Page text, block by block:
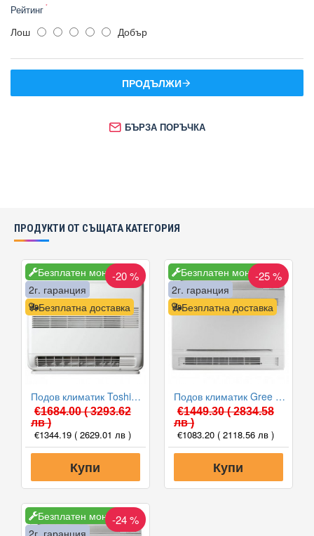
Рейтинг
Лош Добър
ПРОДЪЛЖИ
БЪРЗА ПОРЪЧКА
ПРОДУКТИ ОТ СЪЩАТА КАТЕГОРИЯ
Безплатен монтаж
Безплатна доставка
5г. гаранция
2г. гаранция
-20 %
Подов климатик Toshiba RAS-B10J2FVG-E/RAS-10J2AVSG-E BI-FLOW, 10000 BTU, Клас A++
€1684.00( 3293.62
лв )
€1344.19 ( 2629.01 лв )
Купи
Безплатен монтаж
Безплатна доставка
5г. гаранция
2г. гаранция
-25 %
Подов климатик Gree GEH09AA-K6DNA1F-I/GEH09AA-K6DNA1F-O WiFi R32, 9000 BTU, Клас A++
€1449.30( 2834.58
лв )
€1083.20 ( 2118.56 лв )
Купи
Безплатен монтаж-24 %